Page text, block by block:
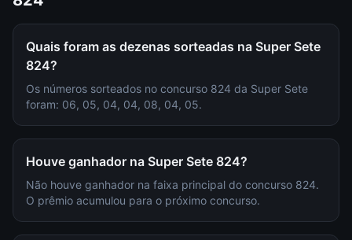
Quais foram as dezenas sorteadas na Super Sete
824?
Os números sorteados no concurso 824 da Super Sete
foram: 06, 05, 04, 04, 08, 04, 05.
Houve ganhador na Super Sete 824?
Não houve ganhador na faixa principal do concurso 824.
O prêmio acumulou para o próximo concurso.